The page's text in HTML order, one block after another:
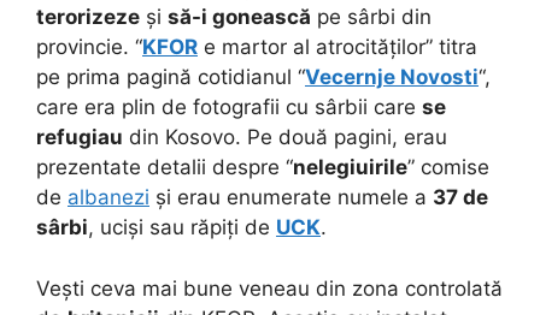
terorizeze și să-i gonească pe sârbi din
provincie. “KFOR e martor al atrocităților” titra
pe prima pagină cotidianul “Vecernje Novosti“,
care era plin de fotografii cu sârbii care se
refugiau din Kosovo. Pe două pagini, erau
prezentate detalii despre “nelegiuirile” comise
de albanezi și erau enumerate numele a 37 de
sârbi, uciși sau răpiți de UCK.
Vești ceva mai bune veneau din zona controlată